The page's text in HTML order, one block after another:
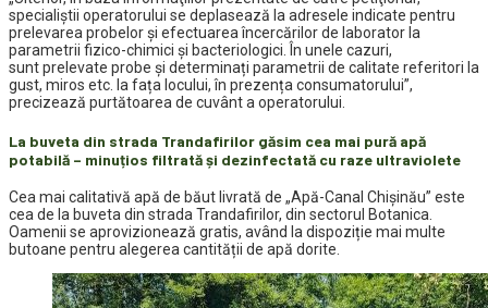
specialiștii operatorului se deplasează la adresele indicate pentru
prelevarea probelor și efectuarea încercărilor de laborator la
parametrii fizico-chimici și bacteriologici. În unele cazuri,
sunt prelevate probe şi determinați parametrii de calitate referitori la
gust, miros etc. la fața locului, în prezența consumatorului”,
precizează purtătoarea de cuvânt a operatorului.
La buveta din strada Trandafirilor găsim cea mai pură apă
potabilă – minuțios filtrată și dezinfectată cu raze ultraviolete
Cea mai calitativă apă de băut livrată de „Apă-Canal Chișinău” este
cea de la buveta din strada Trandafirilor, din sectorul Botanica.
Oamenii se aprovizionează gratis, având la dispoziție mai multe
butoane pentru alegerea cantității de apă dorite.